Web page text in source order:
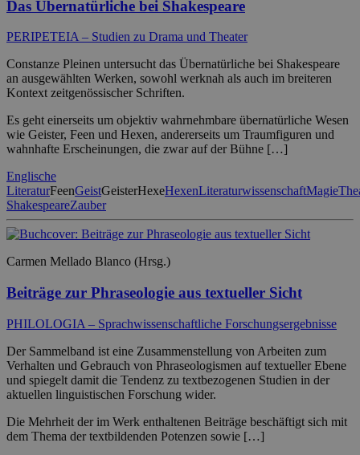
Das Übernatürliche bei Shakespeare
PERIPETEIA – Studien zu Drama und Theater
Constanze Pleinen untersucht das Übernatürliche bei Shakespeare
an ausgewählten Werken, sowohl werknah als auch im breiteren
Kontext zeitgenössischer Schriften.
Es geht einerseits um objektiv wahrnehmbare übernatürliche Wesen
wie Geister, Feen und Hexen, andererseits um Traumfiguren und
wahnhafte Erscheinungen, die zwar auf der Bühne […]
Englische
LiteraturFeenGeistGeisterHexeHexenLiteraturwissenschaftMagie
ShakespeareZauber
Carmen Mellado Blanco (Hrsg.)
Beiträge zur Phraseologie aus textueller Sicht
PHILOLOGIA – Sprachwissenschaftliche Forschungsergebnisse
Der Sammelband ist eine Zusammenstellung von Arbeiten zum
Verhalten und Gebrauch von Phraseologismen auf textueller Ebene
und spiegelt damit die Tendenz zu textbezogenen Studien in der
aktuellen linguistischen Forschung wider.
Die Mehrheit der im Werk enthaltenen Beiträge beschäftigt sich mit
dem Thema der textbildenden Potenzen sowie […]